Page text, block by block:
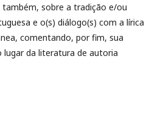
sobre a tradição e/ou
e o(s) diálogo(s) com a lírica
comentando, por fim, sua
lugar da literatura de autoria